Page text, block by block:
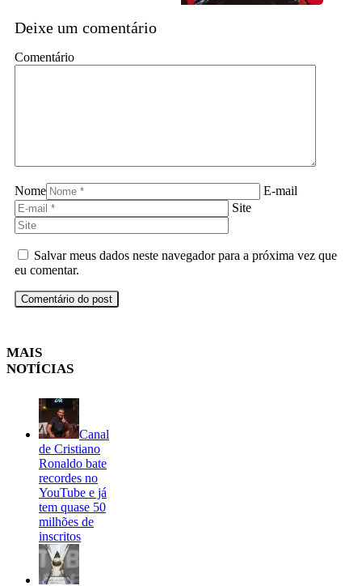
Deixe um comentário
Comentário
Nome
E-mail
Site
Salvar meus dados neste navegador para a próxima vez que
eu comentar.
MAIS
NOTÍCIAS
Canal
de Cristiano
Ronaldo bate
recordes no
YouTube e já
tem quase 50
milhões de
inscritos